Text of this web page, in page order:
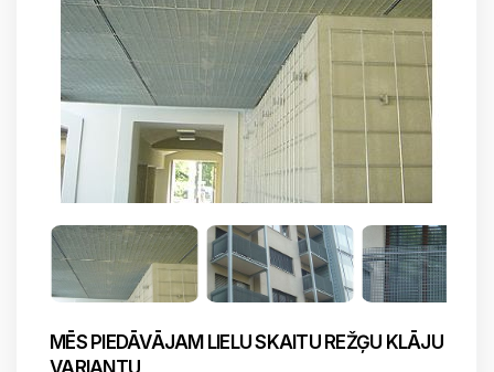
MĒS PIEDĀVĀJAM LIELU SKAITU REŽĢU KLĀJU
VARIANTU